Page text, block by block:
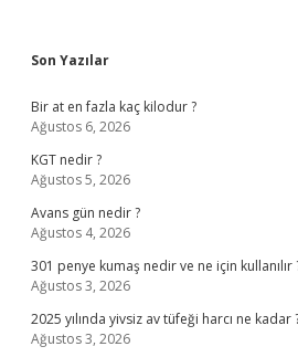
Sidebar
Son Yazılar
Bir at en fazla kaç kilodur ?
Ağustos 6, 2026
KGT nedir ?
Ağustos 5, 2026
Avans gün nedir ?
Ağustos 4, 2026
301 penye kumaş nedir ve ne için kullanılır
Ağustos 3, 2026
2025 yılında yivsiz av tüfeği harcı ne kadar
Ağustos 3, 2026